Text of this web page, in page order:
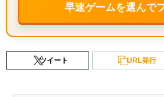
早速ゲームを選んで
ツイート URL発行